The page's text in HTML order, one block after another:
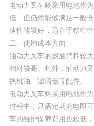
电动力叉车则采用电池作
低，但仍然能够满足一般
速性能较好，适合于狭窄
二、使用成本方面
油动力叉车的燃油消耗较
相对较高。此外，油动力
换机油、滤清器等配件。
电动力叉车则采用电池作
过程中，只需定期充电即
车的维护保养费用也较低